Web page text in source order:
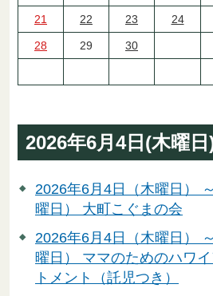
21 22 23 24
28 29 30
2026年6月4日(木曜
2026年6月4日（木曜日）
曜日） 大町こぐまの会
2026年6月4日（木曜日）
曜日） ママのためのハワ
トメント（託児つき）